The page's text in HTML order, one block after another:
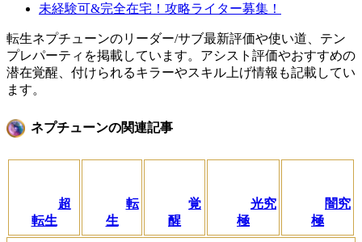
未経験可&完全在宅！攻略ライター募集！
転生ネプチューンのリーダー/サブ最新評価や使い道、テン
プレパーティを掲載しています。アシスト評価やおすすめの
潜在覚醒、付けられるキラーやスキル上げ情報も記載してい
ます。
ネプチューンの関連記事
超
転生
転
生
覚
醒
光究
極
闇究
極